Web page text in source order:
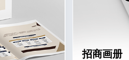
招商画册